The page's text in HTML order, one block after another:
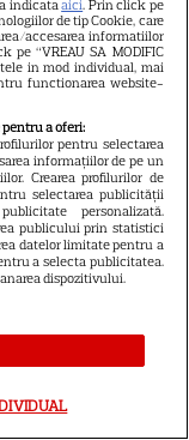
de la
Diana cu
Detalii
ceremonia
de euro
Compania
decizia
la sute
indicataaici. Prin click pe
de tip Cookie, care
accesarea informatiilor
pe “VREAU SA MODIFIC
in mod individual, mai
functionarea website-
a oferi:
pentru selectarea
informațiilor de pe un
Crearea profilurilor de
selectarea publicității
personalizată.
publicului prin statistici
datelor limitate pentru a
a selecta publicitatea.
dispozitivului.